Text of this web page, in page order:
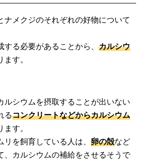
ナメクジのそれぞれの好物について
る必要があることから、 カルシウ
ます。
ルシウムを摂取することが出いない
るコンクリートなどからカルシウム
す。
を飼育している人は、 卵の殻など
、カルシウムの補給をさせるそうで